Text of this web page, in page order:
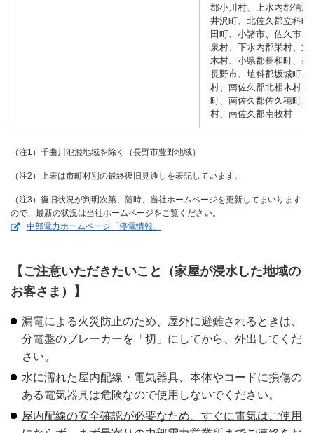
郡小川村、上水内郡信濃
井沢町、北佐久郡立科町
田町、小諸市、佐久市
泉村、下水内郡栄村、須
木村、小県郡長和町、茅
長野市、埴科郡坂城町、
村、南佐久郡北相木村、
町、南佐久郡佐久穂町、
村、南佐久郡南牧村
（注1）千曲川氾濫地域を除く（長野市豊野地域）
（注2）上表は市町村別の最終復旧見通しを表記しています。
（注3）復旧状況が判明次第、随時、当社ホームページを更新してまいります
ので、最新の状況は当社ホームページをご覧ください。
中部電力ホームページ「停電情報」
【ご注意いただきたいこと（家屋が浸水した地域の
お客さま）】
漏電による火災防止のため、屋外に避難されるときは、
分電盤のブレーカーを「切」にしてから、外出してくだ
さい。
水に濡れた屋内配線・電気器具、本体やコードに損傷の
ある電気器具は危険なので使用しないでください。
屋内配線の安全確認が必要なため、すぐに電気はご使用